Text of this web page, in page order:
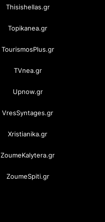
Thisishellas.gr
Topikanea.gr
TourismosPlus.gr
TVnea.gr
Upnow.gr
VresSyntages.gr
Xristianika.gr
ZoumeKalytera.gr
ZoumeSpiti.gr